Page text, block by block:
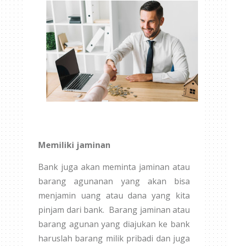
Memiliki jaminan
Bank juga akan meminta jaminan atau
barang agunanan yang akan bisa
menjamin uang atau dana yang kita
pinjam dari bank. Barang jaminan atau
barang agunan yang diajukan ke bank
haruslah barang milik pribadi dan juga